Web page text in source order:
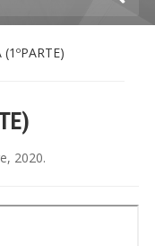
2020.